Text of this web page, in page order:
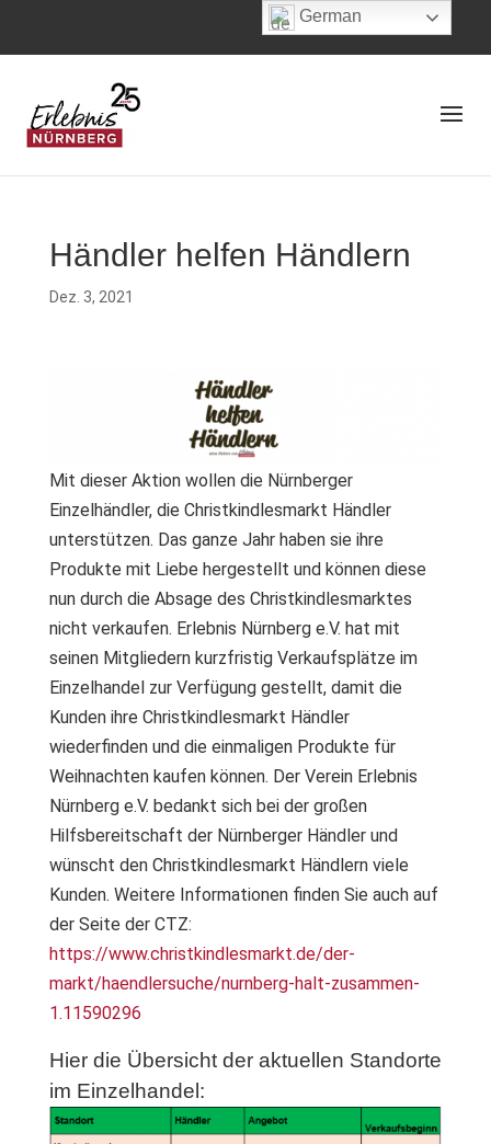
Händler helfen Händlern
Dez. 3, 2021
Mit dieser Aktion wollen die Nürnberger
Einzelhändler, die Christkindlesmarkt Händler
unterstützen. Das ganze Jahr haben sie ihre
Produkte mit Liebe hergestellt und können diese
nun durch die Absage des Christkindlesmarktes
nicht verkaufen. Erlebnis Nürnberg e.V. hat mit
seinen Mitgliedern kurzfristig Verkaufsplätze im
Einzelhandel zur Verfügung gestellt, damit die
Kunden ihre Christkindlesmarkt Händler
wiederfinden und die einmaligen Produkte für
Weihnachten kaufen können. Der Verein Erlebnis
Nürnberg e.V. bedankt sich bei der großen
Hilfsbereitschaft der Nürnberger Händler und
wünscht den Christkindlesmarkt Händlern viele
Kunden. Weitere Informationen finden Sie auch auf
der Seite der CTZ:
https://www.christkindlesmarkt.de/der-
markt/haendlersuche/nurnberg-halt-zusammen-
1.11590296
Hier die Übersicht der aktuellen Standorte
im Einzelhandel:
German